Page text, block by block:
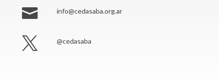
 info@cedasaba.org.ar
 @cedasaba